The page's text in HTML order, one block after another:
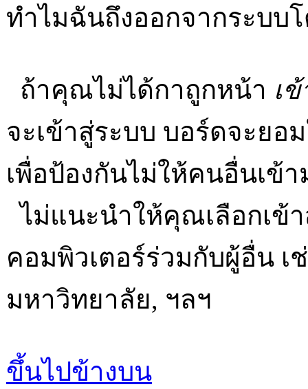
ทำไมฉันถึงออกจากระบบ
ถ้าคุณไม่ได้กาถูกหน้า เ
จะเข้าสู่ระบบ บอร์ดจะย
เพื่อป้องกันไม่ให้คนอื่นเ
ไม่แนะนำให้คุณเลือกเข้
คอมพิวเตอร์ร่วมกับผู้อื่น เ
มหาวิทยาลัย, ฯลฯ
ขึ้นไปข้างบน